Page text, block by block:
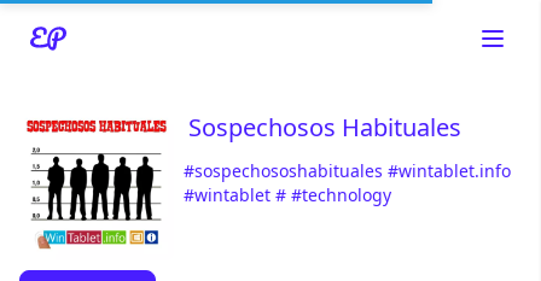
Read about our content policies here
Sospechosos Habituales
#sospechososhabituales #wintablet.info
#wintablet # #technology